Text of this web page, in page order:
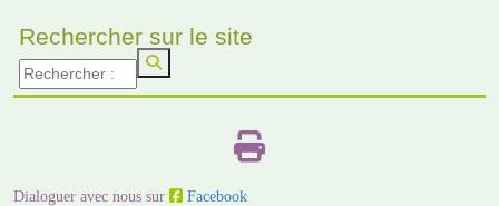
Rechercher sur le site
Dialoguer avec nous sur
Facebook